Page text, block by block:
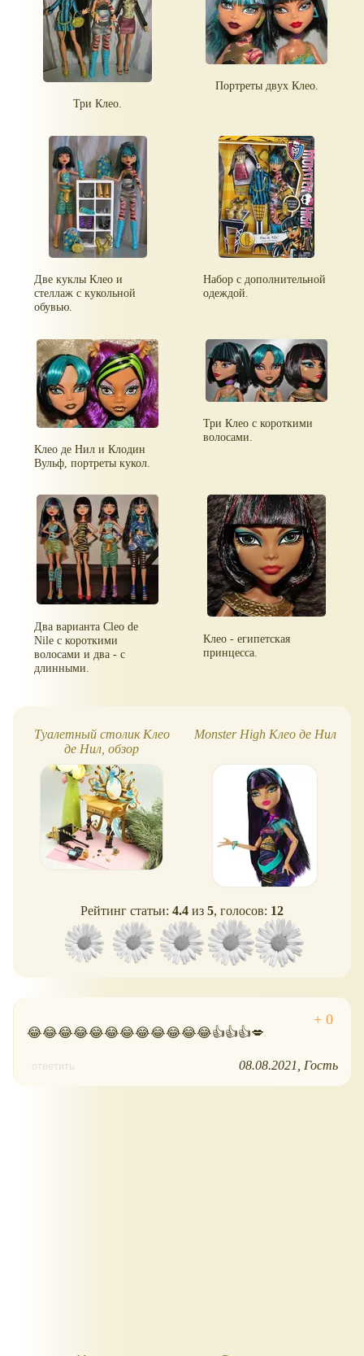
Три Клео.
Портреты двух Клео.
Две куклы Клео и
стеллаж с кукольной
обувью.
Набор с дополнительной
одеждой.
Клео де Нил и Клодин
Вульф, портреты кукол.
Три Клео с короткими
волосами.
Два варианта Cleo de
Nile с короткими
волосами и два - с
длинными.
Клео - египетская
принцесса.
Туалетный столик Клео
де Нил, обзор
Monster High Клео де Нил
Рейтинг статьи: 4.4 из 5, голосов: 12
😂😂😂😂😂😂😂😂😂😂😂😂👍👍👍💋
ответить 08.08.2021 Гость